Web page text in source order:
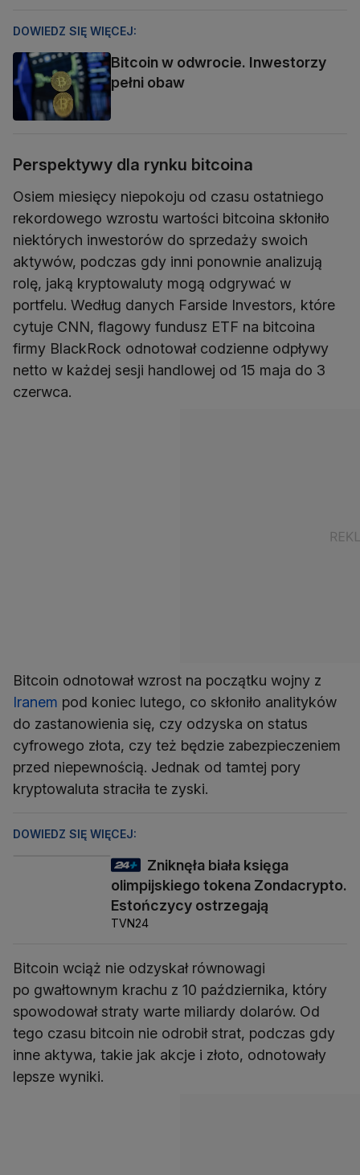
DOWIEDZ SIĘ WIĘCEJ:
Bitcoin w odwrocie. Inwestorzy
pełni obaw
Perspektywy dla rynku bitcoina
Osiem miesięcy niepokoju od czasu ostatniego
rekordowego wzrostu wartości bitcoina skłoniło
niektórych inwestorów do sprzedaży swoich
aktywów, podczas gdy inni ponownie analizują
rolę, jaką kryptowaluty mogą odgrywać w
portfelu. Według danych Farside Investors, które
cytuje CNN, flagowy fundusz ETF na bitcoina
firmy BlackRock odnotował codzienne odpływy
netto w każdej sesji handlowej od 15 maja do 3
czerwca.
Bitcoin odnotował wzrost na początku wojny z
Iranem pod koniec lutego, co skłoniło analityków
do zastanowienia się, czy odzyska on status
cyfrowego złota, czy też będzie zabezpieczeniem
przed niepewnością. Jednak od tamtej pory
kryptowaluta straciła te zyski.
DOWIEDZ SIĘ WIĘCEJ:
Zniknęła biała księga
olimpijskiego tokena Zondacrypto.
Estończycy ostrzegają
TVN24
Bitcoin wciąż nie odzyskał równowagi
po gwałtownym krachu z 10 października, który
spowodował straty warte miliardy dolarów. Od
tego czasu bitcoin nie odrobił strat, podczas gdy
inne aktywa, takie jak akcje i złoto, odnotowały
lepsze wyniki.